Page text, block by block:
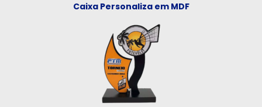
Caixa Personaliza em MDF